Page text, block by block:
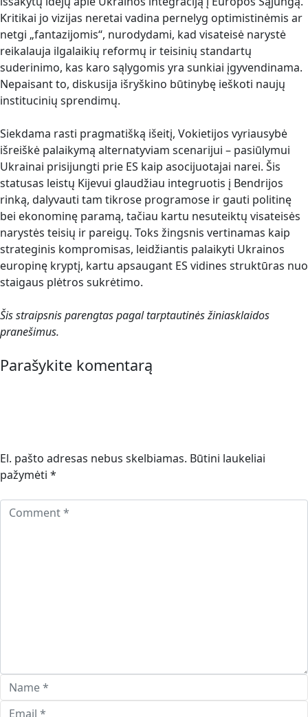
Kritikai jo vizijas neretai vadina pernelyg optimistinėmis ar
netgi „fantazijomis“, nurodydami, kad visateisė narystė
reikalauja ilgalaikių reformų ir teisinių standartų
suderinimo, kas karo sąlygomis yra sunkiai įgyvendinama.
Nepaisant to, diskusija išryškino būtinybę ieškoti naujų
institucinių sprendimų.
Siekdama rasti pragmatišką išeitį, Vokietijos vyriausybė
išreiškė palaikymą alternatyviam scenarijui – pasiūlymui
Ukrainai prisijungti prie ES kaip asocijuotajai narei. Šis
statusas leistų Kijevui glaudžiau integruotis į Bendrijos
rinką, dalyvauti tam tikrose programose ir gauti politinę
bei ekonominę paramą, tačiau kartu nesuteiktų visateisės
narystės teisių ir pareigų. Toks žingsnis vertinamas kaip
strateginis kompromisas, leidžiantis palaikyti Ukrainos
europinę kryptį, kartu apsaugant ES vidines struktūras nuo
staigaus plėtros sukrėtimo.
Šis straipsnis parengtas pagal tarptautinės žiniasklaidos
pranešimus.
Parašykite komentarą
El. pašto adresas nebus skelbiamas. Būtini laukeliai
pažymėti *